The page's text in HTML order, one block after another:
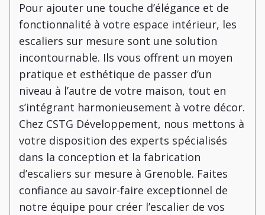
Pour ajouter une touche d’élégance et de
fonctionnalité à votre espace intérieur, les
escaliers sur mesure sont une solution
incontournable. Ils vous offrent un moyen
pratique et esthétique de passer d’un
niveau à l’autre de votre maison, tout en
s’intégrant harmonieusement à votre décor.
Chez CSTG Développement, nous mettons à
votre disposition des experts spécialisés
dans la conception et la fabrication
d’escaliers sur mesure à Grenoble. Faites
confiance au savoir-faire exceptionnel de
notre équipe pour créer l’escalier de vos